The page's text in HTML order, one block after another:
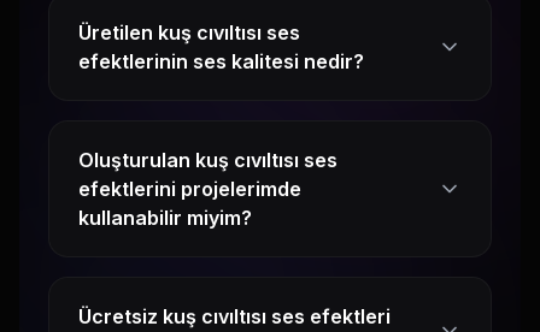
Üretilen kuş cıvıltısı ses
efektlerinin ses kalitesi nedir?
Oluşturulan kuş cıvıltısı ses
efektlerini projelerimde
kullanabilir miyim?
Ücretsiz kuş cıvıltısı ses efektleri